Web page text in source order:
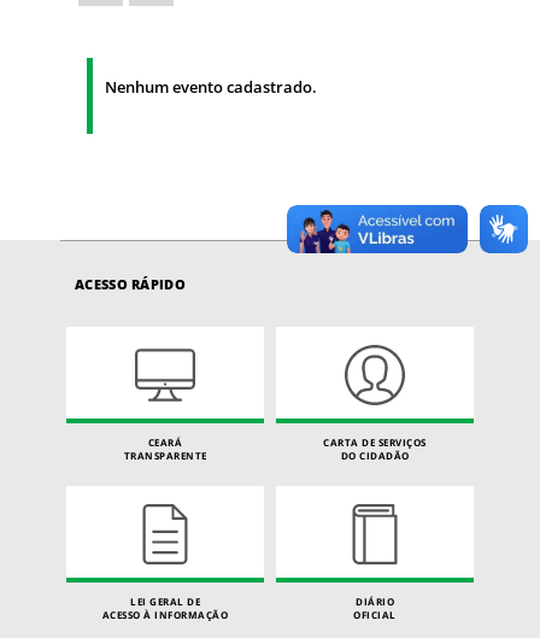
Nenhum evento cadastrado.
ACESSO RÁPIDO
CEARÁ
TRANSPARENTE
CARTA DE SERVIÇOS
DO CIDADÃO
LEI GERAL DE
ACESSO À INFORMAÇÃO
DIÁRIO
OFICIAL